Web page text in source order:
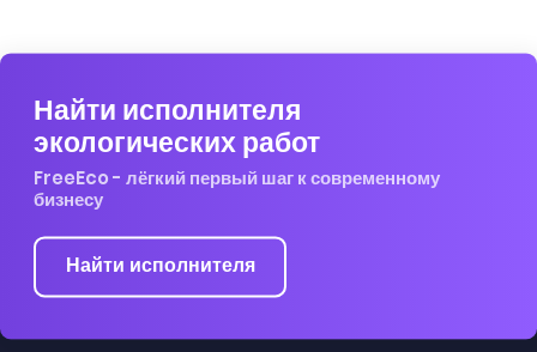
Найти исполнителя
экологических работ
FreeEco - лёгкий первый шаг к современному
бизнесу
Найти исполнителя